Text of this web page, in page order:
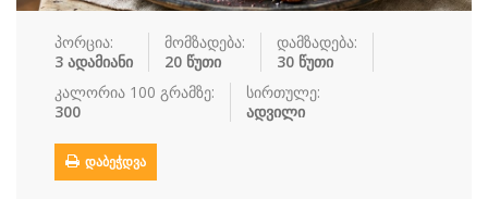
რჩევები
დაგვიკავშირდით
პორცია:
3 ადამიანი
მომზადება:
20 წუთი
დამზადება:
30 წუთი
კალორია 100 გრამზე:
300
სირთულე:
ადვილი
ᲓᲐᲑᲔᲭᲓᲕᲐ